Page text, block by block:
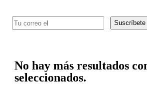
Suscríbete
No hay más resultados
seleccionados.